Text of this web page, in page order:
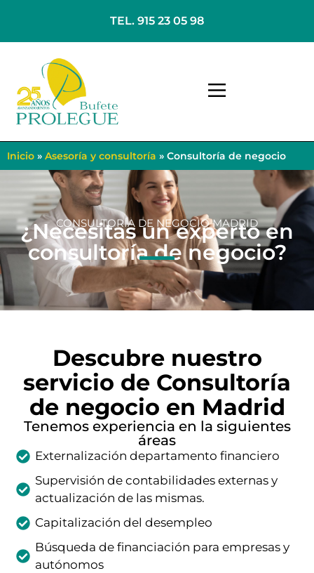
TEL. 915 23 05 98
Inicio » Asesoría y consultoría » Consultoría de negocio
CONSULTORÍA DE NEGOCIO MADRID
¿Necesitas un experto en
consultoría de negocio?
Descubre nuestro
servicio de Consultoría
de negocio en Madrid
Tenemos experiencia en la siguientes
áreas
Externalización departamento financiero
Supervisión de contabilidades externas y
actualización de las mismas.
Capitalización del desempleo
Búsqueda de financiación para empresas y
autónomos